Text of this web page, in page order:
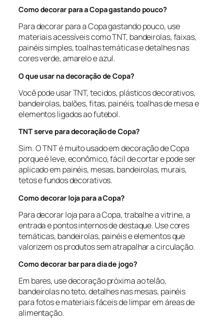
Como decorar para a Copa gastando pouco?
Para decorar para a Copa gastando pouco, use
materiais acessíveis como TNT, bandeirolas, faixas,
painéis simples, toalhas temáticas e detalhes nas
cores verde, amarelo e azul.
O que usar na decoração de Copa?
Você pode usar TNT, tecidos, plásticos decorativos,
bandeirolas, balões, fitas, painéis, toalhas de mesa e
elementos ligados ao futebol.
TNT serve para decoração de Copa?
Sim. O TNT é muito usado em decoração de Copa
porque é leve, econômico, fácil de cortar e pode ser
aplicado em painéis, mesas, bandeirolas, murais,
tetos e fundos decorativos.
Como decorar loja para a Copa?
Para decorar loja para a Copa, trabalhe a vitrine, a
entrada e pontos internos de destaque. Use cores
temáticas, bandeirolas, painéis e elementos que
valorizem os produtos sem atrapalhar a circulação.
Como decorar bar para dia de jogo?
Em bares, use decoração próxima ao telão,
bandeirolas no teto, detalhes nas mesas, painéis
para fotos e materiais fáceis de limpar em áreas de
alimentação.